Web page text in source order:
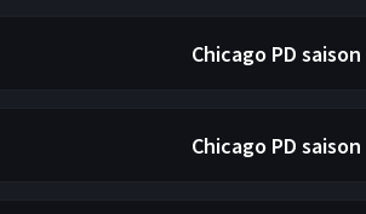
Chicago PD saison
Chicago PD saison